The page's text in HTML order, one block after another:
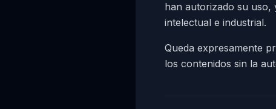
han autorizado su uso,
intelectual e industrial.
Queda expresamente
los contenidos sin la